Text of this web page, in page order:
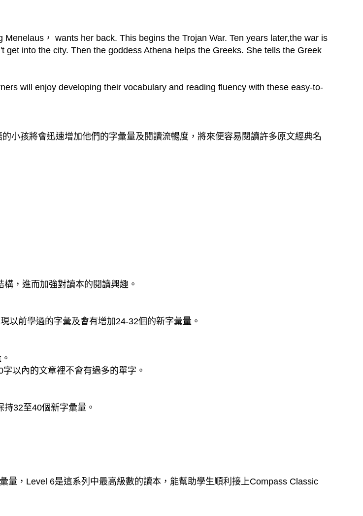
， wants her back. This begins the Trojan War. Ten years later,the war is
into the city. Then the goddess Athena helps the Greeks. She tells the Greek
will enjoy developing their vocabulary and reading fluency with these easy-to-
小孩將會迅速增加他們的字彙量及閱讀流暢度，將來便容易閱讀許多原文經典名
，進而加強對讀本的閱讀興趣。
以前學過的字彙及會有增加24-32個的新字彙量。
以內的文章裡不會有過多的單字。
32至40個新字彙量。
量，Level 6是這系列中最高級數的讀本，能幫助學生順利接上Compass Classic